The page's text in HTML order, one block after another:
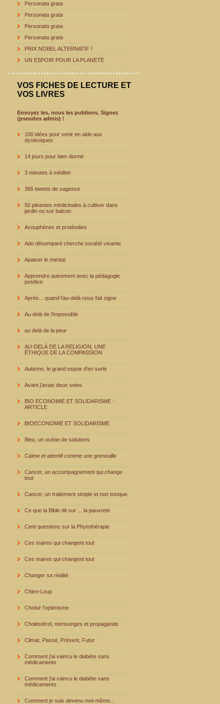
Personata grata
Personata grata
Personata grata
Personata grata
PRIX NOBEL ALTERNATIF !
UN ESPOIR POUR LA PLANETE
VOS FICHES DE LECTURE ET
VOS LIVRES
Envoyez les, nous les publions. Signez
(pseudos admis) !
100 idées pour venir en aide aux
dyslexiques
14 jours pour bien dormir
3 minutes à méditer
365 tweets de sagesse
50 pléantes médicinales à cultiver dans
jardin ou sur balcon
Acouphènes et protéodies
Ado désemparé cherche société vivante
Apaiser le mental
Apprendre autrement avec la pédagogie
positive
Après... quand l'au-delà nous fait signe
Au delà de l'impossible
au delà de la peur
AU-DELÀ DE LA RELIGION, UNE
ÉTHIQUE DE LA COMPASSION
Autisme, le grand espoir d'en sortir
Avant j'avais deux seins
BIO ECONOMIE ET SOLIDARISME -
ARTICLE
BIOECONOMIE ET SOLIDARISME
Bleu, un océan de solutions
Calme et attentif comme une grenouille
Cancer, un accompagnement qui change
tout
Cancer, un traitement simple et non toxique
Ce que la Bible dit sur ... la pauvreté
Cent questions sur la Phytothérapie
Ces maires qui changent tout
Ces maires qui changent tout
Changer sa réalité
Chien-Loup
Choisir l'optimisme
Cholestérol, mensonges et propagande
Climat, Passé, Présent, Futur
Comment j'ai vaincu le diabète sans
médicaments
Comment j'ai vaincu le diabète sans
médicaments
Comment je suis devenu moi-même...